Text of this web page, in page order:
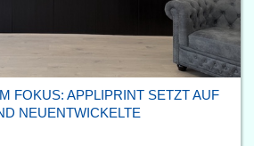
FOKUS: APPLIPRINT SETZT AUF
NEUENTWICKELTE